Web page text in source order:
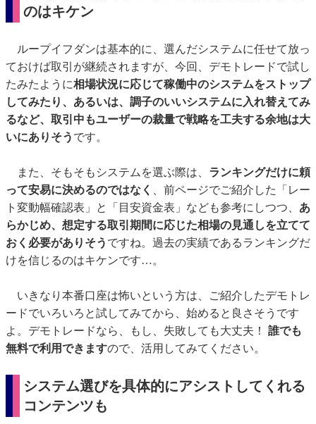
のはキケン
ループイフダンは基本的に、選んだシステムに任せて放っ
ておけば取引が継続されますが、今回、デモトレードで試し
たみたように相場状況に応じて稼働中のシステムをストップ
してみたり、あるいは、調子のいいシステムに入れ替えてみ
るなど、取引中もユーザーの裁量で戦略を工夫する余地は大
いにありそう です。
また、そもそもシステムを選ぶ際は、 ランキングだけに頼
って安易に決めるのではなく
、前ページでご紹介した「レー
ト変動幅確認表」と「目安資金表」なども参考にしつつ、 あ
らかじめ、想定する取引期間に応じた相場の見通しを立てて
おく必要がありそう ですね。過去の実績であるランキングだ
けを信じるのはキケンです…。
いきなり本番口座は怖いという方は、ご紹介したデモトレ
ードでいろいろと試してみてから、始めると良さそうです
よ。デモトレードなら、もし、失敗しても大丈夫！ 誰でも
無料で利用できますので、活用してみてください。
システム選びを具体的にアシストしてくれる
コンテンツも